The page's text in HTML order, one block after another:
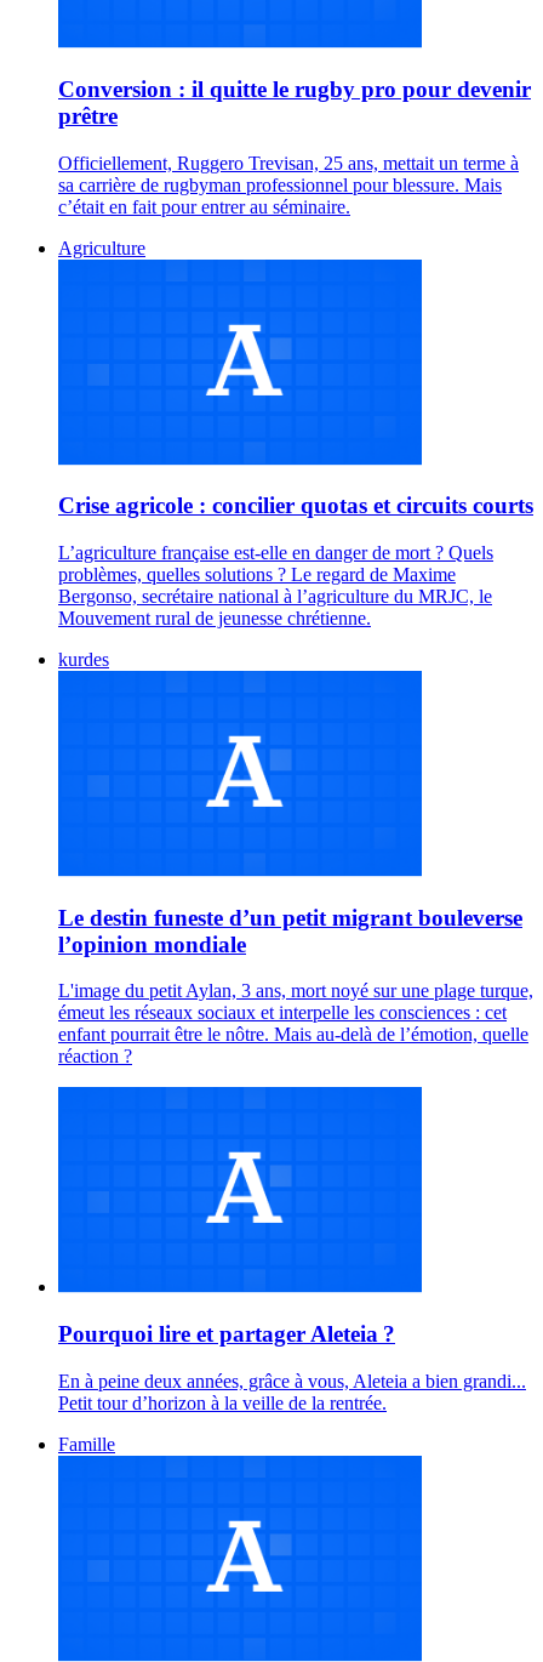
Conversion : il quitte le rugby pro pour devenir
prêtre
Officiellement, Ruggero Trevisan, 25 ans, mettait un terme à
sa carrière de rugbyman professionnel pour blessure. Mais
c’était en fait pour entrer au séminaire.
Agriculture
Crise agricole : concilier quotas et circuits courts
L’agriculture française est-elle en danger de mort ? Quels
problèmes, quelles solutions ? Le regard de Maxime
Bergonso, secrétaire national à l’agriculture du MRJC, le
Mouvement rural de jeunesse chrétienne.
kurdes
Le destin funeste d’un petit migrant bouleverse
l’opinion mondiale
L'image du petit Aylan, 3 ans, mort noyé sur une plage turque,
émeut les réseaux sociaux et interpelle les consciences : cet
enfant pourrait être le nôtre. Mais au-delà de l’émotion, quelle
réaction ?
Pourquoi lire et partager Aleteia ?
En à peine deux années, grâce à vous, Aleteia a bien grandi...
Petit tour d’horizon à la veille de la rentrée.
Famille